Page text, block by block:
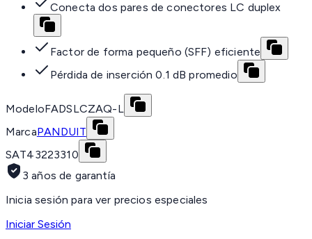
Conecta dos pares de conectores LC duplex
Factor de forma pequeño (SFF) eficiente
Pérdida de inserción 0.1 dB promedio
ModeloFADSLCZAQ-L
MarcaPANDUIT
SAT43223310
3 años de garantía
Inicia sesión para ver precios especiales
Iniciar Sesión